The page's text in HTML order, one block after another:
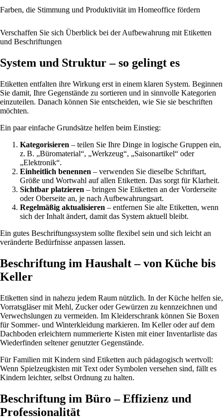
Farben, die Stimmung und Produktivität im Homeoffice fördern
Verschaffen Sie sich Überblick bei der Aufbewahrung mit Etiketten
und Beschriftungen
System und Struktur – so gelingt es
Etiketten entfalten ihre Wirkung erst in einem klaren System. Beginnen
Sie damit, Ihre Gegenstände zu sortieren und in sinnvolle Kategorien
einzuteilen. Danach können Sie entscheiden, wie Sie sie beschriften
möchten.
Ein paar einfache Grundsätze helfen beim Einstieg:
Kategorisieren – teilen Sie Ihre Dinge in logische Gruppen ein,
z. B. „Büromaterial“, „Werkzeug“, „Saisonartikel“ oder
„Elektronik“.
Einheitlich benennen – verwenden Sie dieselbe Schriftart,
Größe und Wortwahl auf allen Etiketten. Das sorgt für Klarheit.
Sichtbar platzieren – bringen Sie Etiketten an der Vorderseite
oder Oberseite an, je nach Aufbewahrungsart.
Regelmäßig aktualisieren – entfernen Sie alte Etiketten, wenn
sich der Inhalt ändert, damit das System aktuell bleibt.
Ein gutes Beschriftungssystem sollte flexibel sein und sich leicht an
veränderte Bedürfnisse anpassen lassen.
Beschriftung im Haushalt – von Küche bis
Keller
Etiketten sind in nahezu jedem Raum nützlich. In der Küche helfen sie,
Vorratsgläser mit Mehl, Zucker oder Gewürzen zu kennzeichnen und
Verwechslungen zu vermeiden. Im Kleiderschrank können Sie Boxen
für Sommer- und Winterkleidung markieren. Im Keller oder auf dem
Dachboden erleichtern nummerierte Kisten mit einer Inventarliste das
Wiederfinden seltener genutzter Gegenstände.
Für Familien mit Kindern sind Etiketten auch pädagogisch wertvoll:
Wenn Spielzeugkisten mit Text oder Symbolen versehen sind, fällt es
Kindern leichter, selbst Ordnung zu halten.
Beschriftung im Büro – Effizienz und
Professionalität